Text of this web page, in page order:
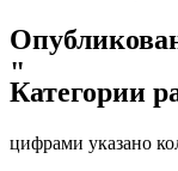
"
Категории
цифрами указано